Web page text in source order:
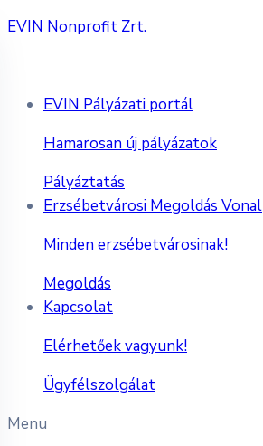
EVIN Nonprofit Zrt.
EVIN Pályázati portál
Hamarosan új pályázatok
Pályáztatás
Erzsébetvárosi Megoldás Vonal
Minden erzsébetvárosinak!
Megoldás
Kapcsolat
Elérhetőek vagyunk!
Ügyfélszolgálat
Menu